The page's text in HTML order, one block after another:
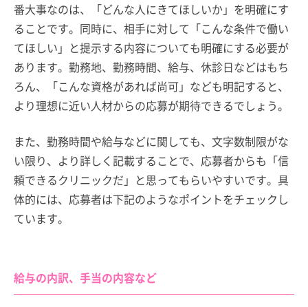
番大事なのは、「どんな人にきてほしいか」を明確にす
ることです。同時に、相手に対して「こんな条件で働い
てほしい」と提示する内容についても明確にする必要が
あります。勤務地、勤務時間、給与、休診日などはもち
ろん、「こんな資格があれば尚可」なども明記すると、
より理想に近い人材からの応募が期待できるでしょう。
また、勤務時間や給与などに関しても、文字数制限がな
い限り、より詳しく記載することで、応募者からも「信
頼できるクリニックだ」と思ってもらいやすいです。具
体的には、応募者は下記のようなポイントをチェックし
ています。
給与の内訳、手当の内容など